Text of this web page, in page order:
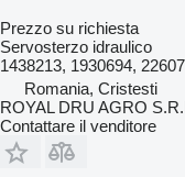
Prezzo su richiesta
Servosterzo idraulico
1438213, 1930694,
Romania, Cristesti
ROYAL DRU AGRO
Contattare il venditore